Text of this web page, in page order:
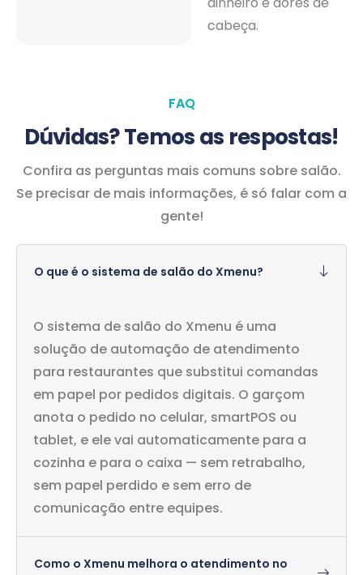
cabeça.
FAQ
Dúvidas?Temos as respostas!
Confira as perguntas mais comuns sobre salão.
Se precisar de mais informações, é só falar com a
gente!
O que é o sistema de salão do Xmenu?
O sistema de salão do Xmenu é uma
solução de automação de atendimento
para restaurantes que substitui comandas
em papel por pedidos digitais. O garçom
anota o pedido no celular, smartPOS ou
tablet, e ele vai automaticamente para a
cozinha e para o caixa — sem retrabalho,
sem papel perdido e sem erro de
comunicação entre equipes.
Como o Xmenu melhora o atendimento no